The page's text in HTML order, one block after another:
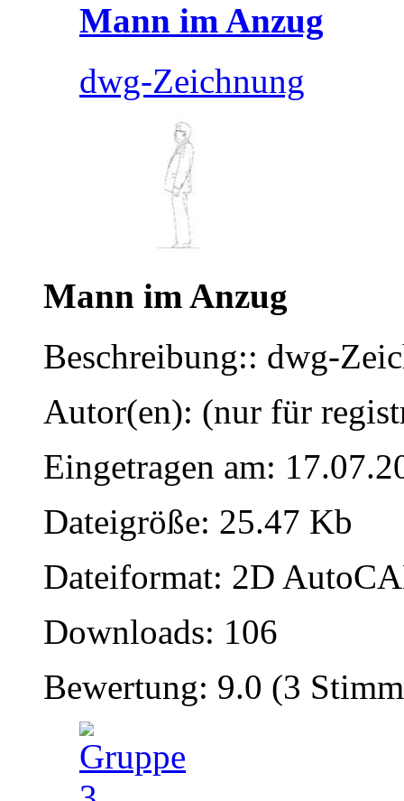
Mann im Anzug
dwg-Zeichnung
Mann im Anzug
Beschreibung:: dwg-
Autor(en): (nur für
Eingetragen am:
Dateigröße: 25.47 Kb
Dateiformat: 2D
Downloads: 106
Bewertung: 9.0 (3